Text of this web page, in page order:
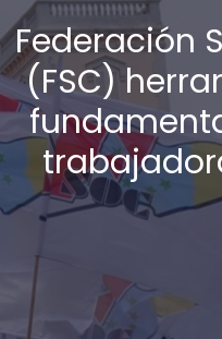
Federación
(FSC)